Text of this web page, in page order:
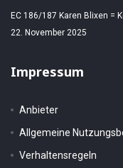
EC 186/187 Karen Blixen =
22. November 2025
Impressum
Anbieter
Allgemeine
Verhaltensregeln